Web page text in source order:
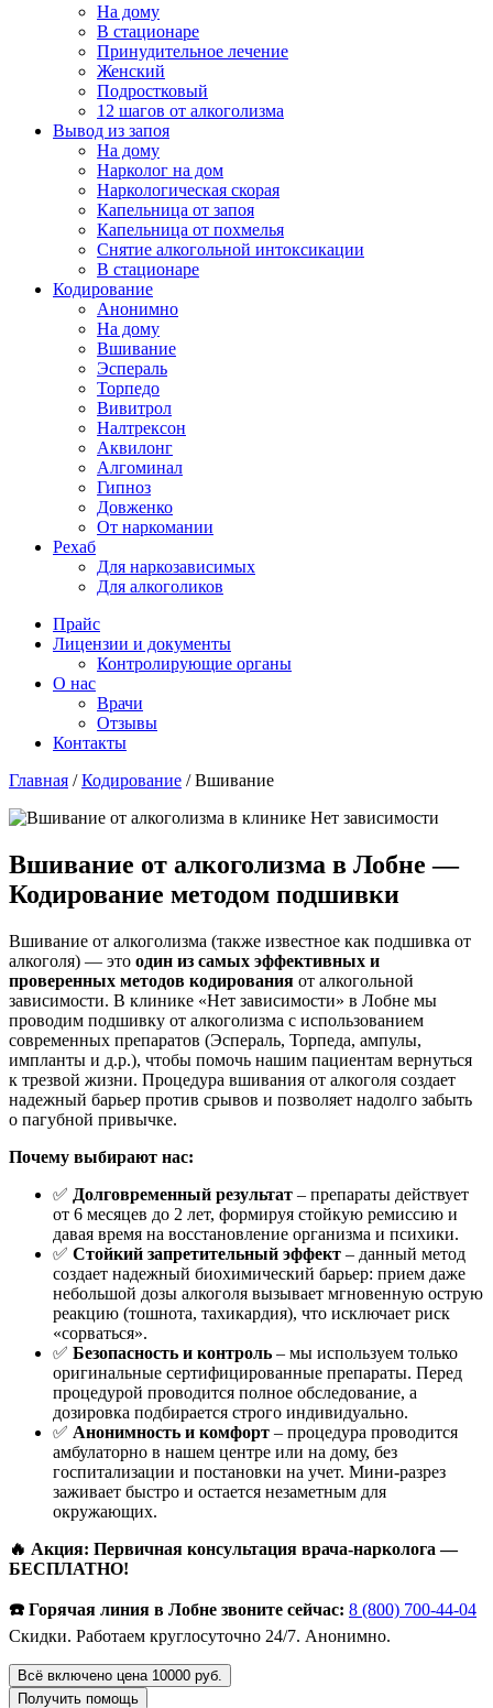
На дому
В стационаре
Принудительное лечение
Женский
Подростковый
12 шагов от алкоголизма
Вывод из запоя
На дому
Нарколог на дом
Наркологическая скорая
Капельница от запоя
Капельница от похмелья
Снятие алкогольной интоксикации
В стационаре
Кодирование
Анонимно
На дому
Вшивание
Эспераль
Торпедо
Вивитрол
Налтрексон
Аквилонг
Алгоминал
Гипноз
Довженко
От наркомании
Рехаб
Для наркозависимых
Для алкоголиков
Прайс
Лицензии и документы
Контролирующие органы
О нас
Врачи
Отзывы
Контакты
Главная /Кодирование /Вшивание
Вшивание от алкоголизма в Лобне —
Кодирование методом подшивки
Вшивание от алкоголизма (также известное как подшивка от
алкоголя) — это один из самых эффективных и
проверенных методов кодирования от алкогольной
зависимости. В клинике «Нет зависимости» в Лобне мы
проводим подшивку от алкоголизма с использованием
современных препаратов (Эспераль, Торпеда, ампулы,
импланты и д.р.), чтобы помочь нашим пациентам вернуться
к трезвой жизни. Процедура вшивания от алкоголя создает
надежный барьер против срывов и позволяет надолго забыть
о пагубной привычке.
Почему выбирают нас:
✅ Долговременный результат – препараты действует
от 6 месяцев до 2 лет, формируя стойкую ремиссию и
давая время на восстановление организма и психики.
✅ Стойкий запретительный эффект – данный метод
создает надежный биохимический барьер: прием даже
небольшой дозы алкоголя вызывает мгновенную острую
реакцию (тошнота, тахикардия), что исключает риск
«сорваться».
✅ Безопасность и контроль – мы используем только
оригинальные сертифицированные препараты. Перед
процедурой проводится полное обследование, а
дозировка подбирается строго индивидуально.
✅ Анонимность и комфорт – процедура проводится
амбулаторно в нашем центре или на дому, без
госпитализации и постановки на учет. Мини-разрез
заживает быстро и остается незаметным для
окружающих.
🔥 Акция: Первичная консультация врача-нарколога —
БЕСПЛАТНО!
☎️ Горячая линия в Лобне звоните сейчас: 8 (800) 700-44-04
Скидки. Работаем круглосуточно 24/7. Анонимно.
Всё включено цена 10000 руб.
Получить помощь